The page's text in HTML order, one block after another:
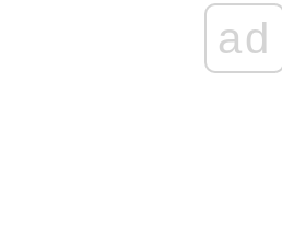
ad